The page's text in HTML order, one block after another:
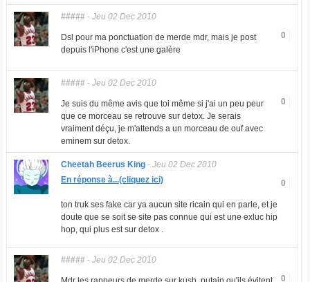
#####- Jeu 02 Dec 2010
0
Dsl pour ma ponctuation de merde mdr, mais je post
depuis l'iPhone c'est une galère
#####- Jeu 02 Dec 2010
0
Je suis du même avis que toi même si j'ai un peu peur
que ce morceau se retrouve sur detox. Je serais
vraiment déçu, je m'attends a un morceau de ouf avec
eminem sur detox.
Cheetah Beerus King- Jeu 02 Dec 2010
0
En réponse à...(cliquez ici)
ton truk ses fake car ya aucun site ricain qui en parle, et je
doute que se soit se site pas connue qui est une exluc hip
hop, qui plus est sur detox .
#####- Jeu 02 Dec 2010
0